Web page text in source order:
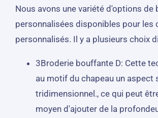
Nous avons une variété d'options de
personnalisées disponibles pour les
personnalisés. Il y a plusieurs choix
3Broderie bouffante D: Cette
au motif du chapeau un aspect
tridimensionnel., ce qui peut
moyen d'ajouter de la